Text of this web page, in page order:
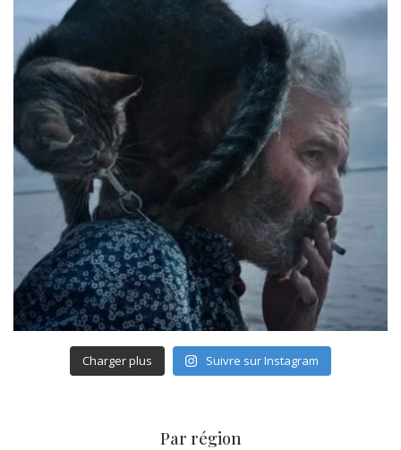
Charger plus Suivre sur Instagram
Par région